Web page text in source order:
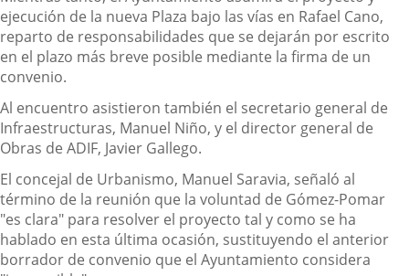
ejecución de la nueva Plaza bajo las vías en Rafael Cano,
reparto de responsabilidades que se dejarán por escrito
en el plazo más breve posible mediante la firma de un
convenio.
Al encuentro asistieron también el secretario general de
Infraestructuras, Manuel Niño, y el director general de
Obras de ADIF, Javier Gallego.
El concejal de Urbanismo, Manuel Saravia, señaló al
término de la reunión que la voluntad de Gómez-Pomar
"es clara" para resolver el proyecto tal y como se ha
hablado en esta última ocasión, sustituyendo el anterior
borrador de convenio que el Ayuntamiento considera